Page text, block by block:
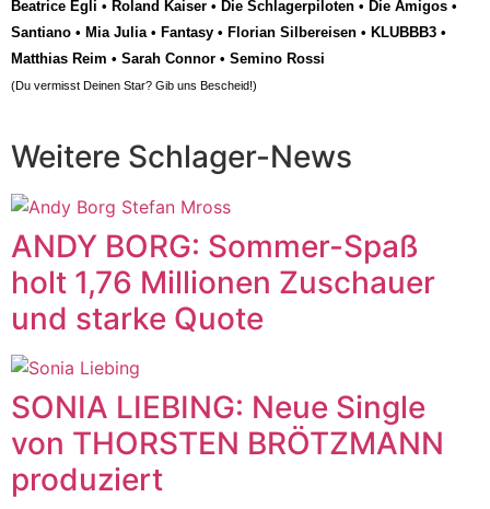
Beatrice Egli • Roland Kaiser • Die Schlagerpiloten • Die Amigos •
Santiano • Mia Julia • Fantasy • Florian Silbereisen • KLUBBB3 •
Matthias Reim • Sarah Connor • Semino Rossi
(Du vermisst Deinen Star? Gib uns Bescheid!)
Weitere Schlager-News
ANDY BORG: Sommer-Spaß
holt 1,76 Millionen Zuschauer
und starke Quote
SONIA LIEBING: Neue Single
von THORSTEN BRÖTZMANN
produziert